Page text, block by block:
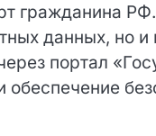
гражданина
данных, но
портал